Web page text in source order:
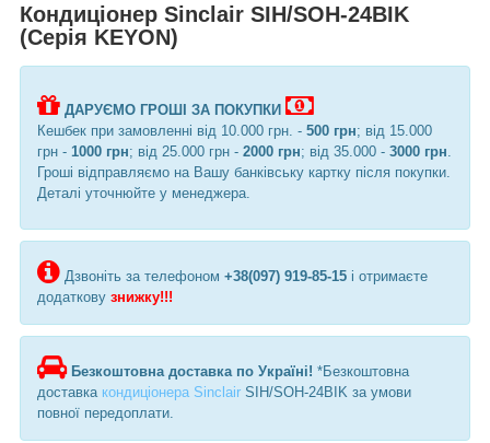
Кондиціонер Sinclair SIH/SOH-24BIK
(Серія KEYON)
ДАРУЄМО ГРОШІ ЗА ПОКУПКИ
Кешбек при замовленні від 10.000 грн. - 500 грн; від 15.000
грн - 1000 грн; від 25.000 грн - 2000 грн; від 35.000 - 3000 грн.
Гроші відправляємо на Вашу банківську картку після покупки.
Деталі уточнюйте у менеджера.
Дзвоніть за телефоном +38(097) 919-85-15 і отримаєте
додаткову знижку!!!
Безкоштовна доставка по Україні! *Безкоштовна
доставка кондиціонера Sinclair SIH/SOH-24BIK за умови
повної передоплати.